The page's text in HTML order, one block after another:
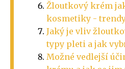
Žloutkový krém
kosmetiky -
Jaký je vliv
typy pleti a jak
Možné vedlejší